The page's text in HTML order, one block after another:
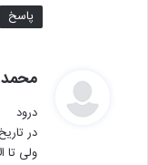
پاسخ
درود
ولی تا